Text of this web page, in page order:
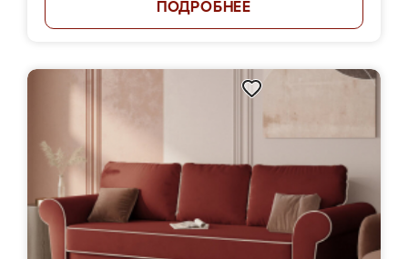
ПОДРОБНЕЕ